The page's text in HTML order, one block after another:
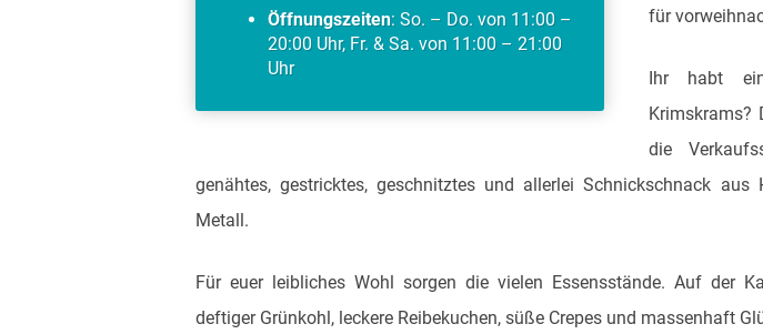
Öffnungszeiten: So. – Do. von 11:00 –
20:00 Uhr, Fr. & Sa. von 11:00 – 21:00
Uhr
für
Ihr habt
Krimskrams?
die
genähtes, gestricktes, geschnitztes und allerlei Schnickschnack aus
Metall.
Für euer leibliches Wohl sorgen die vielen Essensstände. Auf der
deftiger Grünkohl, leckere Reibekuchen, süße Crepes und massenhaft